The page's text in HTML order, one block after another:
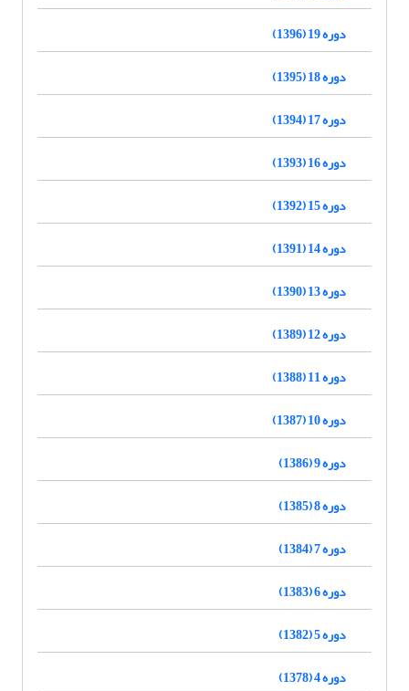
دوره 19 (1396)
دوره 18 (1395)
دوره 17 (1394)
دوره 16 (1393)
دوره 15 (1392)
دوره 14 (1391)
دوره 13 (1390)
دوره 12 (1389)
دوره 11 (1388)
دوره 10 (1387)
دوره 9 (1386)
دوره 8 (1385)
دوره 7 (1384)
دوره 6 (1383)
دوره 5 (1382)
دوره 4 (1378)